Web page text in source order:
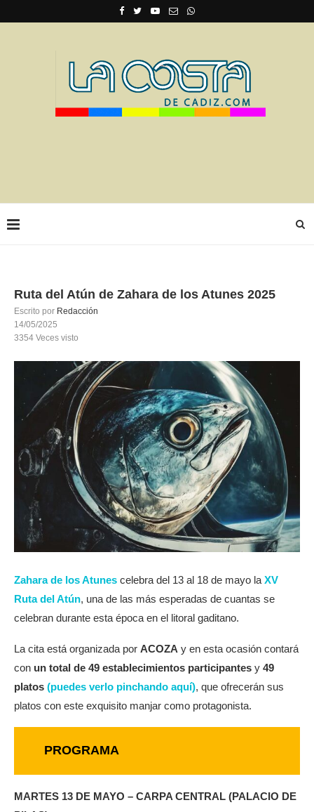
Ruta del Atún de Zahara de los Atunes 2025
Escrito por Redacción
14/05/2025
3354 Veces visto
Zahara de los Atunes celebra del 13 al 18 de mayo la XV
Ruta del Atún, una de las más esperadas de cuantas se
celebran durante esta época en el litoral gaditano.
La cita está organizada por ACOZA y en esta ocasión contará
con un total de 49 establecimientos participantes y 49
platos (puedes verlo pinchando aquí), que ofrecerán sus
platos con este exquisito manjar como protagonista.
PROGRAMA
MARTES 13 DE MAYO – CARPA CENTRAL (PALACIO DE